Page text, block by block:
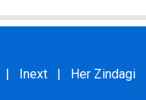
Inext Her Zindagi